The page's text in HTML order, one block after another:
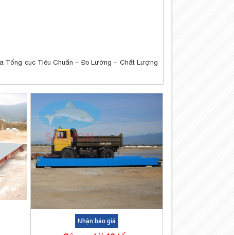
Tổng cục Tiêu Chuẩn – Đo Lường – Chất Lượng
Nhận báo giá